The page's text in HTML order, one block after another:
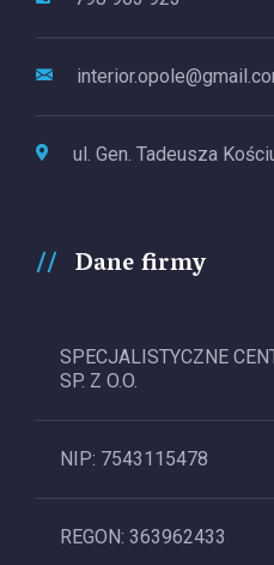
ul. Gen. Tadeusza
Dane firmy
SPECJALISTYCZNE
SP. Z O.O.
NIP: 7543115478
REGON: 363962433